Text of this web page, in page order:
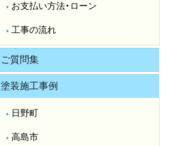
お支払い方法・ローン
工事の流れ
ご質問集
塗装施工事例
日野町
高島市